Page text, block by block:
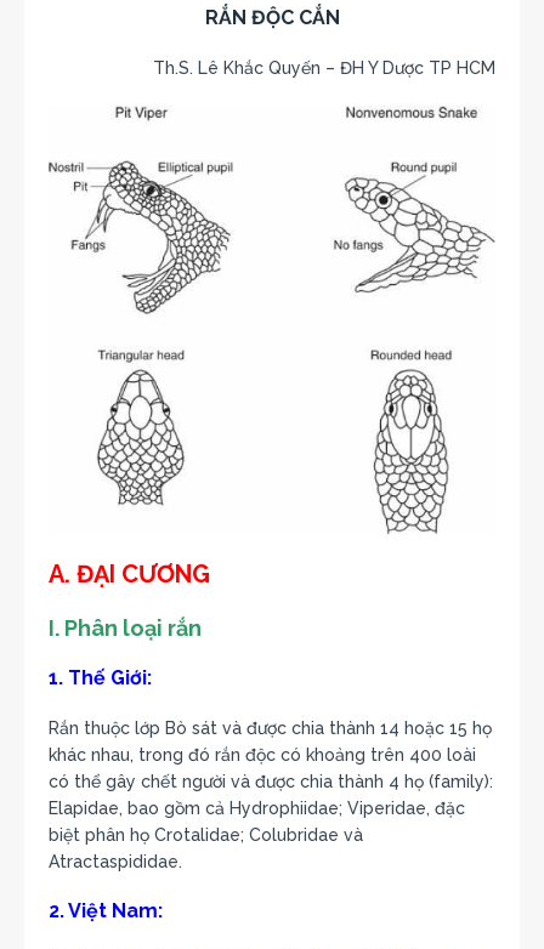
RẮN ĐỘC CẮN
Th.S. Lê Khắc Quyến – ĐH Y Dược TP HCM
A. ĐẠI CƯƠNG
I. Phân loại rắn
1. Thế Giới:
Rắn thuộc lớp Bò sát và được chia thành 14 hoặc 15 họ
khác nhau, trong đó rắn độc có khoảng trên 400 loài
có thể gây chết người và được chia thành 4 họ (family):
Elapidae, bao gồm cả Hydrophiidae; Viperidae, đặc
biệt phân họ Crotalidae; Colubridae và
Atractaspididae.
2. Việt Nam: